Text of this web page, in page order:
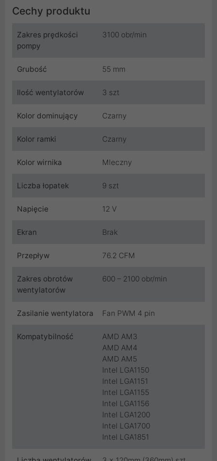
Cechy produktu
Zakres prędkości
pompy
3100 obr/min
Grubość 55 mm
Ilość wentylatorów 3 szt
Kolor dominujący Czarny
Kolor ramki Czarny
Kolor wirnika Mleczny
Liczba łopatek 9 szt
Napięcie 12 V
Ekran Brak
Przepływ 76.2 CFM
Zakres obrotów
wentylatorów
600 – 2100 obr/min
Zasilanie wentylatora Fan PWM 4 pin
Kompatybilność
AMD AM3
AMD AM4
AMD AM5
Intel LGA1150
Intel LGA1151
Intel LGA1155
Intel LGA1156
Intel LGA1200
Intel LGA1700
Intel LGA1851